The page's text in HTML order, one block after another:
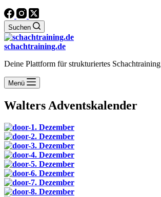
Suchen
schachtraining.de
Deine Plattform für strukturiertes Schachtraining
Menü
Walters Adventskalender